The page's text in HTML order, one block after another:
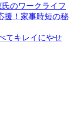
のワークライフ
援！家事時短の秘
てキレイにやせ